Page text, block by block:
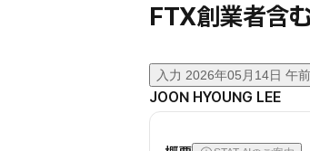
FTX創業者含
入力 2026年05月14日 午
JOON HYOUNG LEE